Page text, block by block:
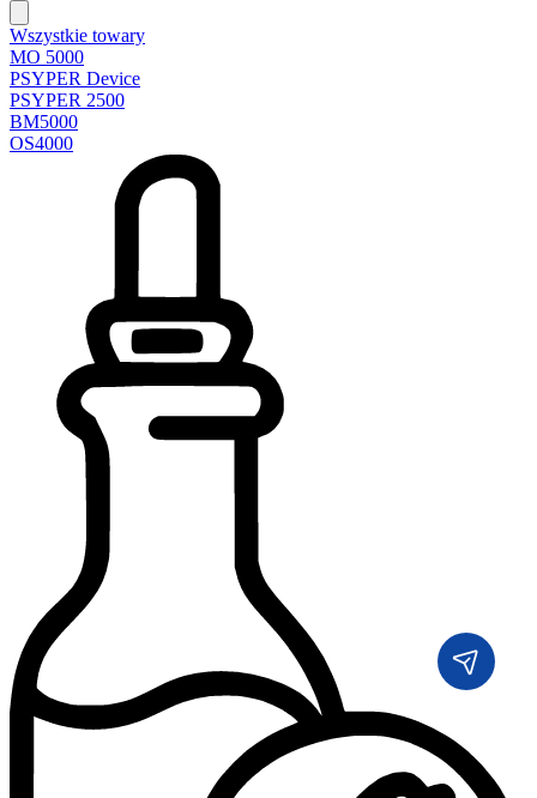
Wszystkie towary
MO 5000
PSYPER Device
PSYPER 2500
BM5000
OS4000